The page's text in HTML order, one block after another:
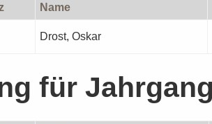
Name
Drost, Oskar
für